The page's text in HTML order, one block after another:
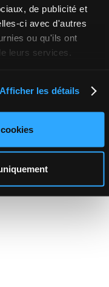
de publicité et
ci avec d'autres
ou qu'ils ont
leurs services.
Afficher les détails